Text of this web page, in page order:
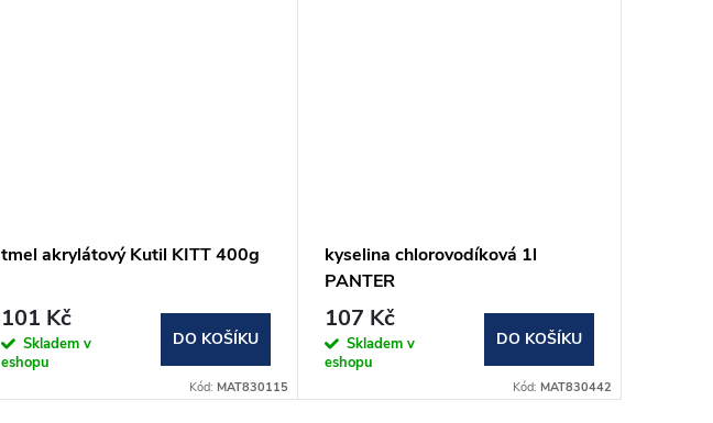
tmel akrylátový Kutil KITT 400g
101 Kč
Skladem v
eshopu
DO KOŠÍKU
Kód: MAT830115
kyselina chlorovodíková 1l
PANTER
107 Kč
Skladem v
eshopu
DO KOŠÍKU
Kód: MAT830442